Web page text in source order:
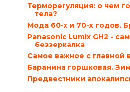
Терморегуляция: о чем
тела?
Мода 60-х и 70-х годов.
Panasonic Lumix GH2 -
беззеркалка
Самое важное с главной
Баранина горшковая.
Предвестники